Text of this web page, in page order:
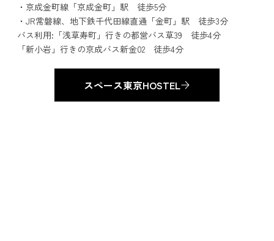
・京成金町線「京成金町」駅 徒歩5分
・JR常磐線、地下鉄千代田線直通「金町」駅 徒歩3分
バス利用:「浅草寿町」行きの都営バス草39 徒歩4分
「新小岩」行きの京成バス新金02 徒歩4分
スペース東京HOSTEL